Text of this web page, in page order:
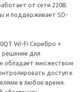
от сети 220В.
и поддерживает SD-
Wi-Fi Серебро +
решение для
обладает множеством
доступ к
в любое время.